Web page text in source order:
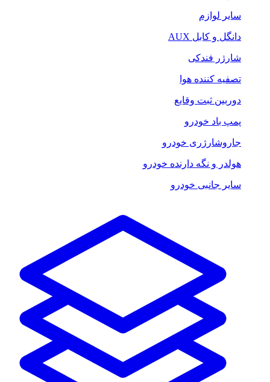
سایر لوازم
دانگل و کابل AUX
شارژر فندکی
تصفیه کننده هوا
دوربین ثبت وقایع
پمپ باد خودرو
جاروشارژری خودرو
هولدر و نگه دارنده خودرو
سایر جانبی خودرو